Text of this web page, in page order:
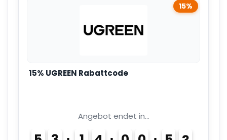
15%
15% UGREEN Rabattcode
Angebot endet in...